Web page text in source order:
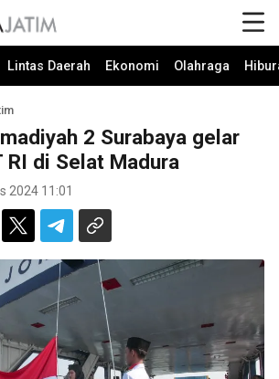
Lintas Daerah Ekonomi Olahraga
2 Surabaya gelar
RI di Selat Madura
2024 11:01